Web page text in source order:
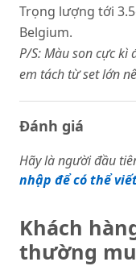
Trọng lượng tới
Belgium.
P/S: Màu son cực kì
em tách từ set lớn
Đánh giá
Hãy là người đầu
nhập để có thể
Khách
thường